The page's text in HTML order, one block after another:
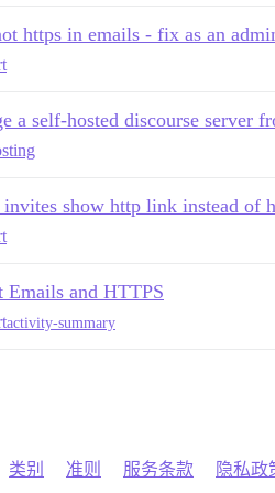
https in emails - fix as an
a self-hosted discourse server
show http link instead of
Emails and HTTPS
activity-summary
类别 准则 服务条款 隐私政